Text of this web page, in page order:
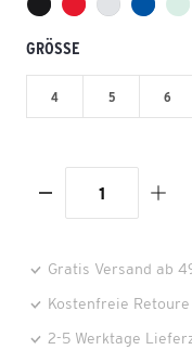
GRÖSSE
4 5 6
Gratis Versand ab
Kostenfreie
2-5 Werktage